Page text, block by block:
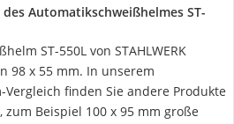
Automatikschweißhelmes ST-
ST-550L von STAHLWERK
98 x 55 mm. In unserem
Vergleich finden Sie andere Produkte
Beispiel 100 x 95 mm große